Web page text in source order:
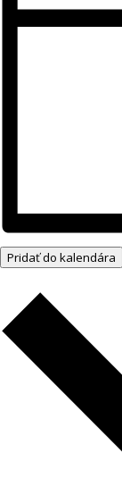
Pridať do kalendára